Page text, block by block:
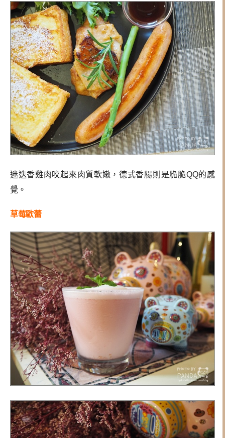
迷迭香雞肉咬起來肉質軟嫩，德式香腸則是脆脆QQ的感
覺。
草莓歐蕾